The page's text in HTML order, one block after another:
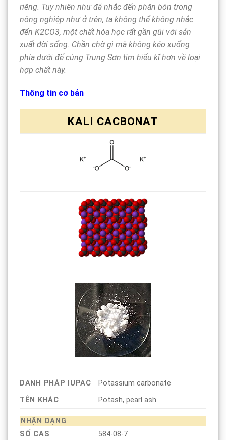
riêng. Tuy nhiên như đã nhắc đến phân bón trong
nông nghiệp như ở trên, ta không thể không nhắc
đến K2CO3, một chất hóa học rất gần gũi với sản
xuất đời sống. Chần chờ gì mà không kéo xuống
phía dưới để cùng Trung Sơn tìm hiểu kĩ hơn về loại
hợp chất này.
Thông tin cơ bản
KALI CACBONAT
DANH PHÁP IUPAC
Potassium carbonate
TÊN KHÁC
Potash, pearl ash
NHẬN DẠNG
SỐ CAS
584-08-7